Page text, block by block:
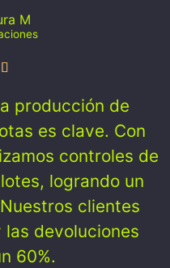
M
producción de
es clave. Con
controles de
logrando un
clientes
devoluciones
60%.